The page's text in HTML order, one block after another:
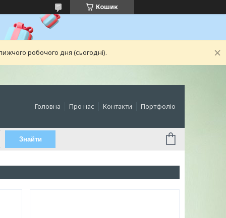
Кошик
робочого дня (сьогодні).
Головна Про нас Контакти Портфоліо
Знайти